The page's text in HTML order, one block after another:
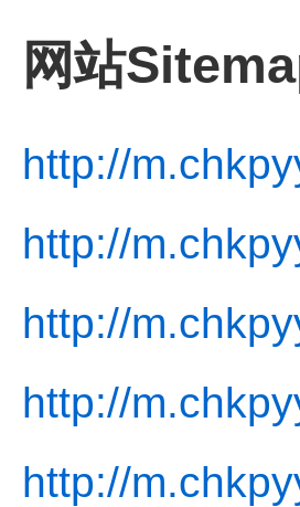
网站
http://
http://
http://
http://
http://